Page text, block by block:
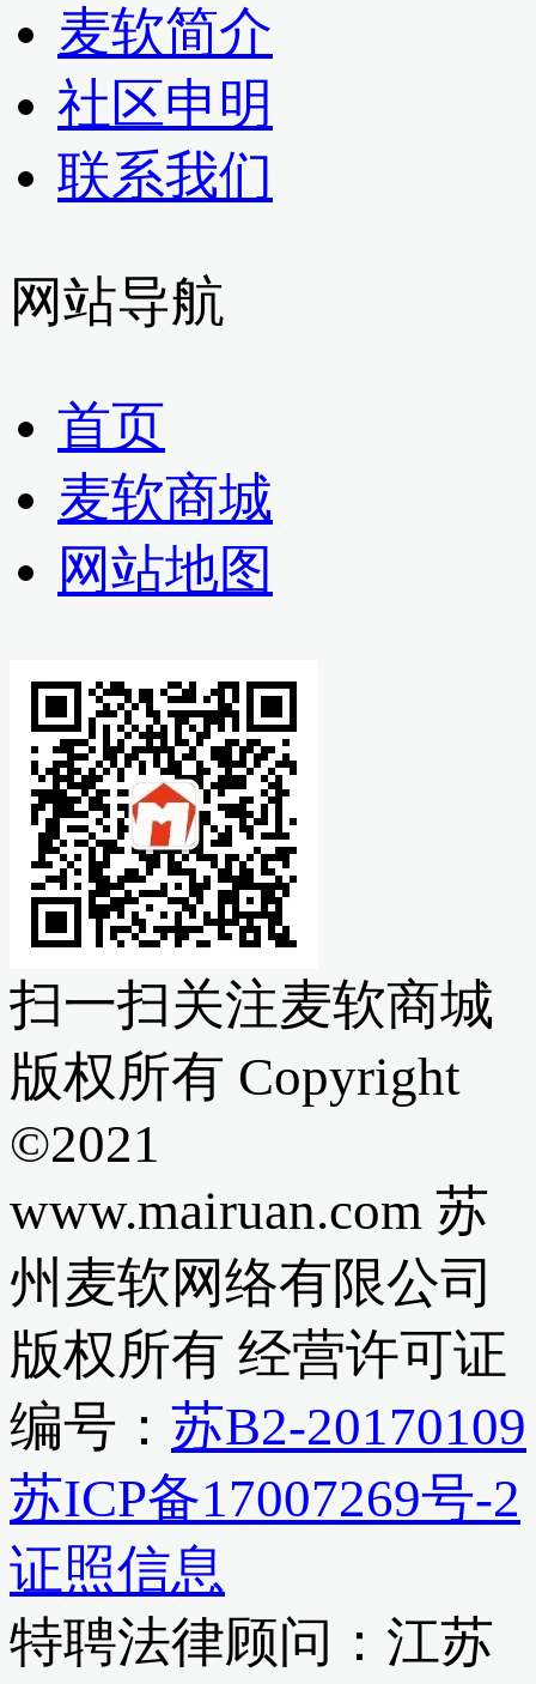
麦软简介
社区申明
联系我们
网站导航
首页
麦软商城
网站地图
扫一扫关注麦软商城
版权所有 Copyright
©2021
www.mairuan.com 苏
州麦软网络有限公司
版权所有 经营许可证
编号： 苏B2-20170109
苏ICP备17007269号-2
证照信息
特聘法律顾问：江苏